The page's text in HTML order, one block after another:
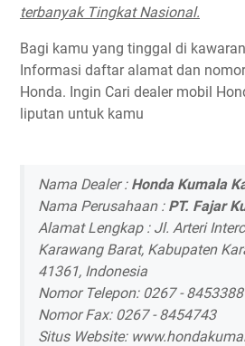
terbanyak Tingkat Nasional.
Bagi kamu yang tinggal di
Informasi daftar alamat dan
Honda. Ingin Cari dealer mobil
liputan untuk kamu
Nama Dealer : Honda Kumala
Nama Perusahaan : PT. Fajar
Alamat Lengkap : Jl. Arteri
Karawang Barat, Kabupaten
41361, Indonesia
Nomor Telepon: 0267 - 8453388
Nomor Fax: 0267 - 8454743
Situs Website: